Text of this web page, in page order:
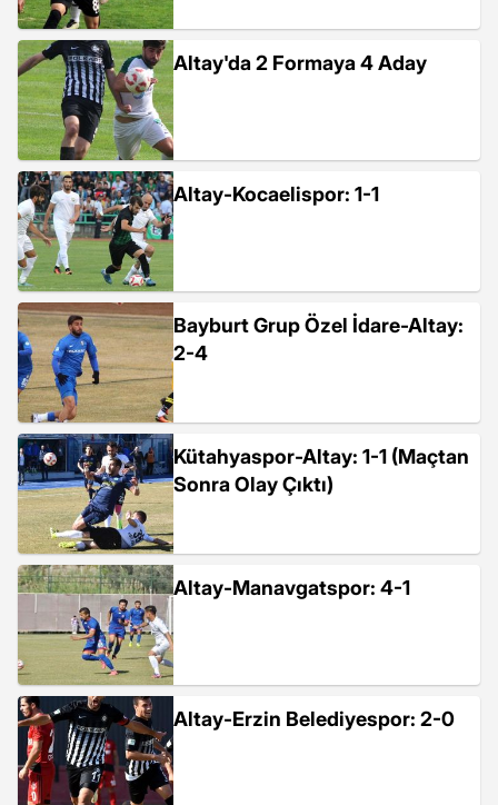
Altay'da 2 Formaya 4 Aday
Altay-Kocaelispor: 1-1
Bayburt Grup Özel İdare-Altay:
2-4
Kütahyaspor-Altay: 1-1 (Maçtan
Sonra Olay Çıktı)
Altay-Manavgatspor: 4-1
Altay-Erzin Belediyespor: 2-0